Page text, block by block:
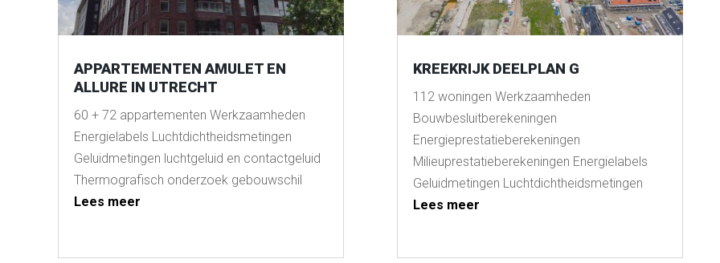
APPARTEMENTEN AMULET EN
ALLURE IN UTRECHT
60 + 72 appartementen Werkzaamheden
Energielabels Luchtdichtheidsmetingen
Geluidmetingen luchtgeluid en contactgeluid
Thermografisch onderzoek gebouwschil
Lees meer
KREEKRIJK DEELPLAN G
112 woningen Werkzaamheden
Bouwbesluitberekeningen
Energieprestatieberekeningen
Milieuprestatieberekeningen Energielabels
Geluidmetingen Luchtdichtheidsmetingen
Lees meer